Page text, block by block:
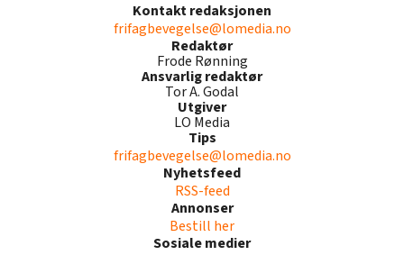
Kontakt redaksjonen
frifagbevegelse@lomedia.no
Redaktør
Frode Rønning
Ansvarlig redaktør
Tor A. Godal
Utgiver
LO Media
Tips
frifagbevegelse@lomedia.no
Nyhetsfeed
RSS-feed
Annonser
Bestill her
Sosiale medier